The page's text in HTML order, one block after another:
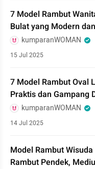
7 Model Rambut
Bulat yang Modern
kumparanWOMAN
15 Jul 2025
7 Model Rambut Oval
Praktis dan Gampang
kumparanWOMAN
14 Jul 2025
Model Rambut
Rambut Pendek,